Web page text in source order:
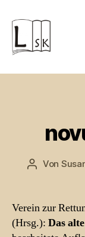
Von
Verein zur
(Hrsg.): Das